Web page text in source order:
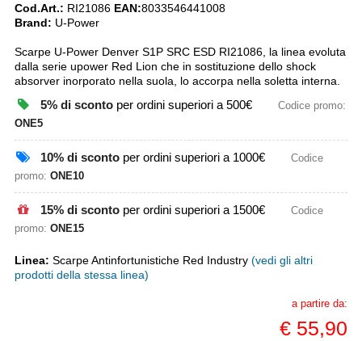
Cod.Art.: RI21086 EAN:8033546441008
Brand: U-Power
Scarpe U-Power Denver S1P SRC ESD RI21086, la linea evoluta
dalla serie upower Red Lion che in sostituzione dello shock
absorver inorporato nella suola, lo accorpa nella soletta interna.
5% di scontoper ordini superiori a 500€
Codice promo:
ONE5
10% di scontoper ordini superiori a 1000€
Codice
promo: ONE10
15% di scontoper ordini superiori a 1500€
Codice
promo: ONE15
Linea: Scarpe Antinfortunistiche Red Industry (vedi gli altri
prodotti della stessa linea)
a partire da:
€ 55,90